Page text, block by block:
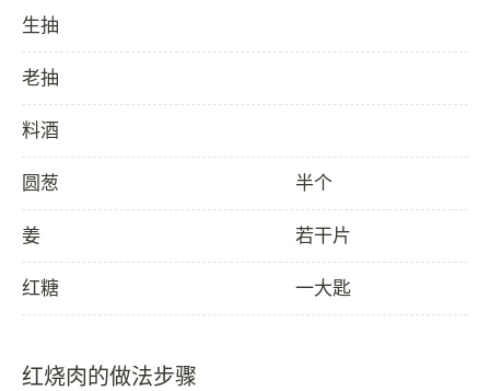
生抽
老抽
料酒
圆葱 半个
姜 若干片
红糖 一大匙
红烧肉的做法步骤